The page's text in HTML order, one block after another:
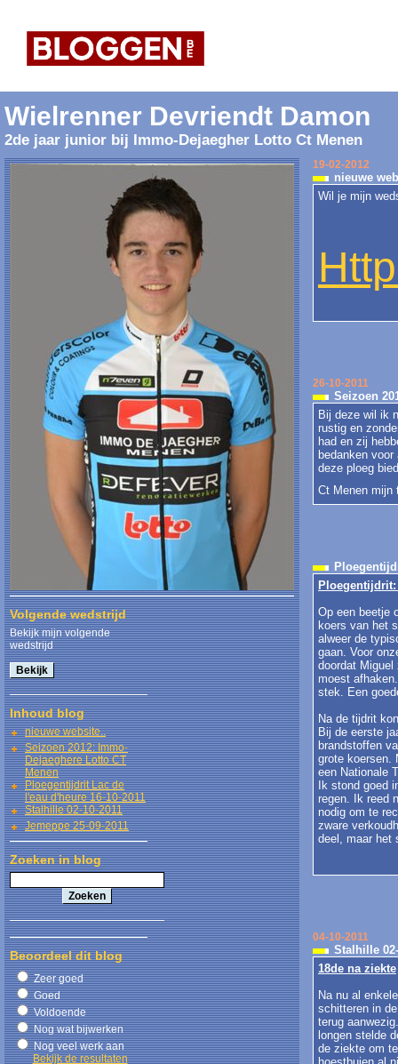
Wielrenner Devriendt Damon
2de jaar junior bij Immo-Dejaegher Lotto Ct Menen
Volgende wedstrijd
Bekijk mijn volgende
wedstrijd
Inhoud blog
nieuwe website..
Seizoen 2012: Immo-
Dejaeghere Lotto CT
Menen
Ploegentijdrit Lac de
l'eau d'heure 16-10-2011
Stalhille 02-10-2011
Jemeppe 25-09-2011
Zoeken in blog
Beoordeel dit blog
Zeer goed
Goed
Voldoende
Nog wat bijwerken
Nog veel werk aan
Bekijk de resultaten
19-02-2012
nieuwe
Wil je mijn
26-10-2011
Seizoen
Bij deze wil ik
rustig en
had en zij
bedanken
deze ploeg
Ct Menen mijn
Ploegentijdrit:
Op een beetje
koers van het
alweer de
gaan. Voor
doordat
moest
stek. Een
Na de tijdrit
Bij de eerste
brandstoffen
grote koersen.
een Nationale
Ik stond goed
regen. Ik reed
nodig om te
zware
deel, maar het
04-10-2011
Stalhille
18de na ziekte
Na nu al
schitteren in
terug
longen stelde
de ziekte om